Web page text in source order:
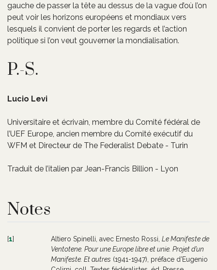
gauche de passer la tête au dessus de la vague d’où l’on
peut voir les horizons européens et mondiaux vers
lesquels il convient de porter les regards et l’action
politique si l’on veut gouverner la mondialisation.
P.-S.
Lucio Levi
Universitaire et écrivain, membre du Comité fédéral de
l’UEF Europe, ancien membre du Comité exécutif du
WFM et Directeur de The Federalist Debate - Turin
Traduit de l’italien par Jean-Francis Billion - Lyon
Notes
[1] Altiero Spinelli, avec Ernesto Rossi, Le Manifeste de
Ventotene. Pour une Europe libre et unie. Projet d’un
Manifeste. Et autres (1941-1947), préface d’Eugenio